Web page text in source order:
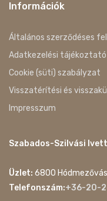
Információk
Általános szerződéses
Adatkezelési tájékoztató
Cookie (süti) szabályzat
Visszatérítési és
Impresszum
Szabados-Szilvási Ivett
Üzlet: 6800
Telefonszám:+36-20-